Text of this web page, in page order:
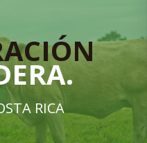
RICA